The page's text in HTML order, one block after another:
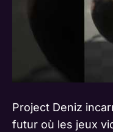
Project Deniz
futur où les jeux